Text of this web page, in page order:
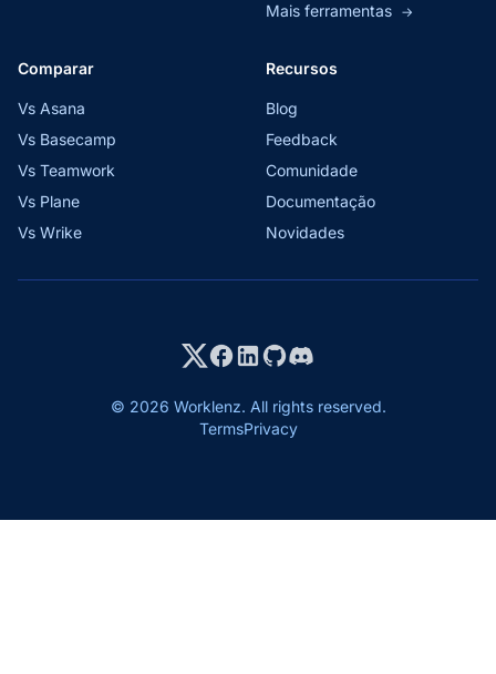
Mais ferramentas →
Comparar
Vs Asana
Vs Basecamp
Vs Teamwork
Vs Plane
Vs Wrike
Recursos
Blog
Feedback
Comunidade
Documentação
Novidades
© 2026 Worklenz. All rights reserved.
TermsPrivacy